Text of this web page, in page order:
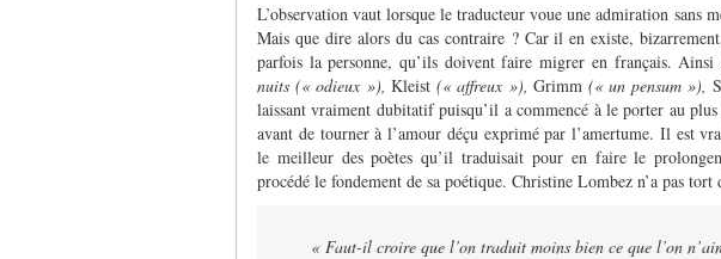
L’observation vaut lorsque le traducteur voue une admiration sans
Mais que dire alors du cas contraire ? Car il en existe,
parfois la personne, qu’ils doivent faire migrer en français. Ainsi
nuits (« odieux »), Kleist (« affreux »), Grimm (« un pensum »),
laissant vraiment dubitatif puisqu’il a commencé à le porter au
avant de tourner à l’amour déçu exprimé par l’amertume. Il est
le meilleur des poètes qu’il traduisait pour en faire le
procédé le fondement de sa poétique. Christine Lombez n’a pas tort
« Faut-il croire que l’on traduit moins bien ce que l’on